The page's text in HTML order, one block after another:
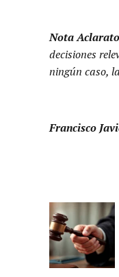
Nota
decisiones
ningún caso,
Francisco